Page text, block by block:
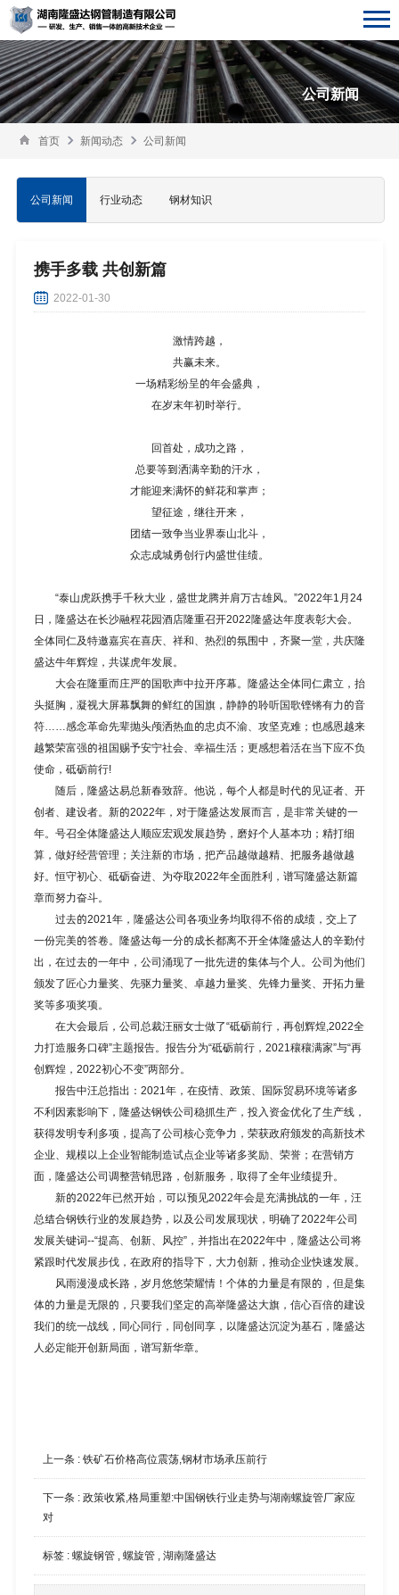
公司新闻
首页 新闻动态 公司新闻
公司新闻 行业动态 钢材知识
携手多载 共创新篇
2022-01-30
激情跨越，
共赢未来。
一场精彩纷呈的年会盛典，
在岁末年初时举行。
回首处，成功之路，
总要等到洒满辛勤的汗水，
才能迎来满怀的鲜花和掌声；
望征途，继往开来，
团结一致争当业界泰山北斗，
众志成城勇创行内盛世佳绩。
“泰山虎跃携手千秋大业，盛世龙腾并肩万古雄风。”2022年1月24
日，隆盛达在长沙融程花园酒店隆重召开2022隆盛达年度表彰大会。
全体同仁及特邀嘉宾在喜庆、祥和、热烈的氛围中，齐聚一堂，共庆隆
盛达牛年辉煌，共谋虎年发展。
大会在隆重而庄严的国歌声中拉开序幕。隆盛达全体同仁肃立，抬
头挺胸，凝视大屏幕飘舞的鲜红的国旗，静静的聆听国歌铿锵有力的音
符……感念革命先辈抛头颅洒热血的忠贞不渝、攻坚克难；也感恩越来
越繁荣富强的祖国赐予安宁社会、幸福生活；更感想着活在当下应不负
使命，砥砺前行!
随后，隆盛达易总新春致辞。他说，每个人都是时代的见证者、开
创者、建设者。新的2022年，对于隆盛达发展而言，是非常关键的一
年。号召全体隆盛达人顺应宏观发展趋势，磨好个人基本功；精打细
算，做好经营管理；关注新的市场，把产品越做越精、把服务越做越
好。恒守初心、砥砺奋进、为夺取2022年全面胜利，谱写隆盛达新篇
章而努力奋斗。
过去的2021年，隆盛达公司各项业务均取得不俗的成绩，交上了
一份完美的答卷。隆盛达每一分的成长都离不开全体隆盛达人的辛勤付
出，在过去的一年中，公司涌现了一批先进的集体与个人。公司为他们
颁发了匠心力量奖、先驱力量奖、卓越力量奖、先锋力量奖、开拓力量
奖等多项奖项。
在大会最后，公司总裁汪丽女士做了“砥砺前行，再创辉煌,2022全
力打造服务口碑”主题报告。报告分为“砥砺前行，2021穰穰满家”与“再
创辉煌，2022初心不变”两部分。
报告中汪总指出：2021年，在疫情、政策、国际贸易环境等诸多
不利因素影响下，隆盛达钢铁公司稳抓生产，投入资金优化了生产线，
获得发明专利多项，提高了公司核心竞争力，荣获政府颁发的高新技术
企业、规模以上企业智能制造试点企业等诸多奖励、荣誉；在营销方
面，隆盛达公司调整营销思路，创新服务，取得了全年业绩提升。
新的2022年已然开始，可以预见2022年会是充满挑战的一年，汪
总结合钢铁行业的发展趋势，以及公司发展现状，明确了2022年公司
发展关键词--“提高、创新、风控”，并指出在2022年中，隆盛达公司将
紧跟时代发展步伐，在政府的指导下，大力创新，推动企业快速发展。
风雨漫漫成长路，岁月悠悠荣耀情！个体的力量是有限的，但是集
体的力量是无限的，只要我们坚定的高举隆盛达大旗，信心百倍的建设
我们的统一战线，同心同行，同创同享，以隆盛达沉淀为基石，隆盛达
人必定能开创新局面，谱写新华章。
上一条 :铁矿石价格高位震荡,钢材市场承压前行
下一条 :政策收紧,格局重塑:中国钢铁行业走势与湖南螺旋管厂家应
对
标签 :螺旋钢管,螺旋管,湖南隆盛达